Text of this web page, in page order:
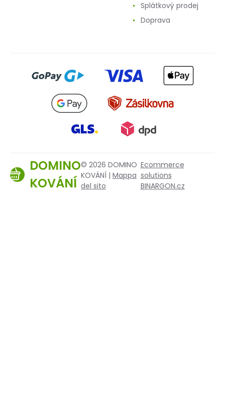
Splátkový prodej
Doprava
DOMINO
KOVÁNÍ
© 2026 DOMINO
KOVÁNÍ | Mappa
del sito
Ecommerce
solutions
BINARGON.cz